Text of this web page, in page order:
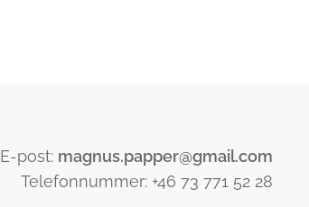
E-post: magnus.papper@gmail.com
Telefonnummer: +46 73 771 52 28